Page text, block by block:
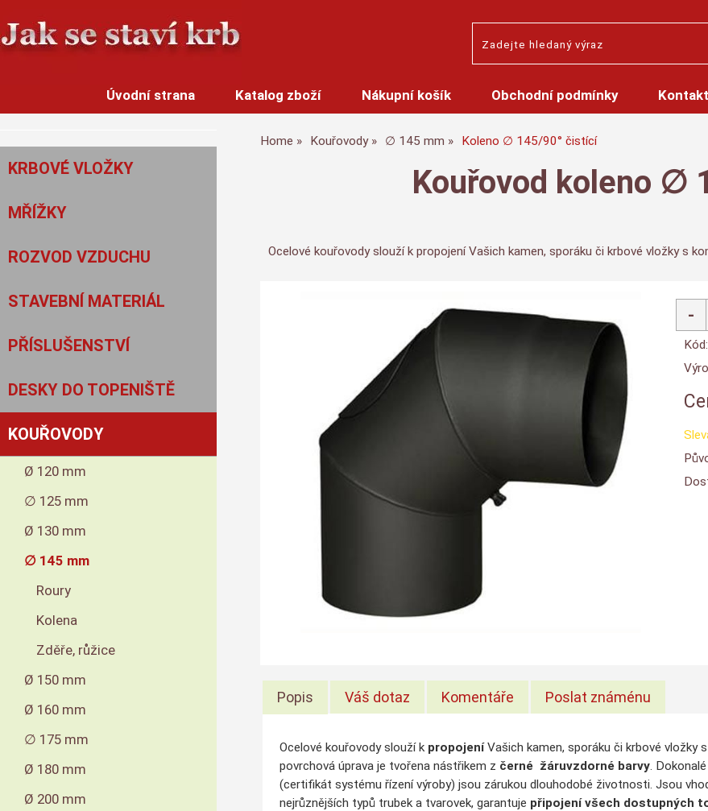
Úvodní strana Katalog zboží Nákupní košík Obchodní podmínky
Home Kouřovody ∅ 145 mm Koleno ∅ 145/90° čistící
Kouřovod koleno ∅
Ocelové kouřovody slouží k propojení Vašich kamen, sporáku či krbové vložky s
Kód:
Popis Váš dotaz Komentáře Poslat známénu
Ocelové kouřovody slouží kpropojeníVašich kamen, sporáku či krbové vložky
povrchová úprava je tvořena nástřikem z černé žáruvzdorné barvy.
(certifikát systému řízení výroby) jsou zárukou dlouhodobé životnosti. Jsou
nejrůznějších typů trubek a tvarovek, garantuje připojení všech dostupných
KRBOVÉ VLOŽKY
MŘÍŽKY
ROZVOD VZDUCHU
STAVEBNÍ MATERIÁL
PŘÍSLUŠENSTVÍ
DESKY DO TOPENIŠTĚ
KOUŘOVODY
Ø 120 mm
∅ 125 mm
Ø 130 mm
∅ 145 mm
Roury
Kolena
Zděře, růžice
Ø 150 mm
Ø 160 mm
∅ 175 mm
Ø 180 mm
Ø 200 mm